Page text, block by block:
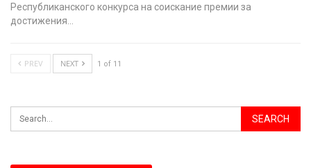
Республиканского конкурса на соискание премии за
достижения…
PREV NEXT 1 of 11